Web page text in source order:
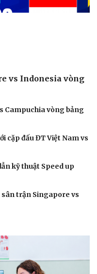
vs Indonesia vòng
Campuchia vòng bảng
cặp đấu ĐT Việt Nam vs
kỹ thuật Speed up
sân trận Singapore vs